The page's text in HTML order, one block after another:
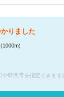
りました
や時間帯を指定できます)